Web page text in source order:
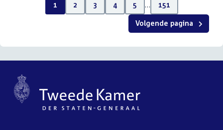
1 2 3 4 5 … 151
Volgende pagina